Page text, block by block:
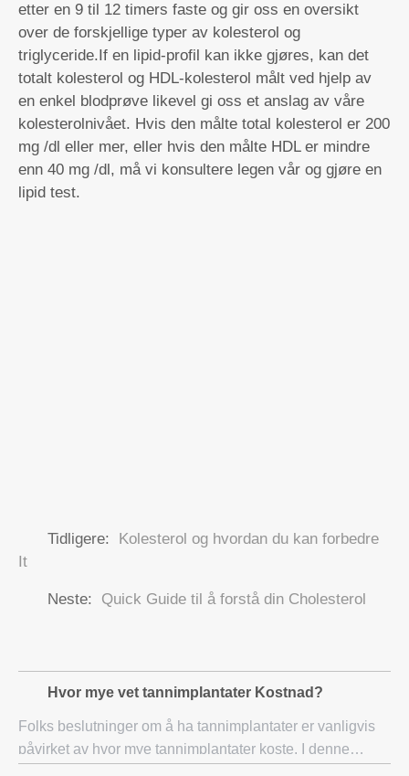
etter en 9 til 12 timers faste og gir oss en oversikt
over de forskjellige typer av kolesterol og
triglyceride.If en lipid-profil kan ikke gjøres, kan det
totalt kolesterol og HDL-kolesterol målt ved hjelp av
en enkel blodprøve likevel gi oss et anslag av våre
kolesterolnivået. Hvis den målte total kolesterol er 200
mg /dl eller mer, eller hvis den målte HDL er mindre
enn 40 mg /dl, må vi konsultere legen vår og gjøre en
lipid test.
Tidligere:
Kolesterol og hvordan du kan forbedre
It
Neste: Quick Guide til å forstå din Cholesterol
Hvor mye vet tannimplantater Kostnad?
Folks beslutninger om å ha tannimplantater er vanligvis
påvirket av hvor mye tannimplantater koste. I denne